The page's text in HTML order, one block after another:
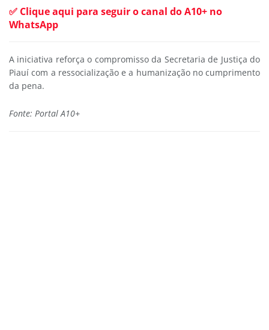
✅ Clique aqui para seguir o canal do A10+ no
WhatsApp
A iniciativa reforça o compromisso da Secretaria de Justiça do
Piauí com a ressocialização e a humanização no cumprimento
da pena.
Fonte: Portal A10+